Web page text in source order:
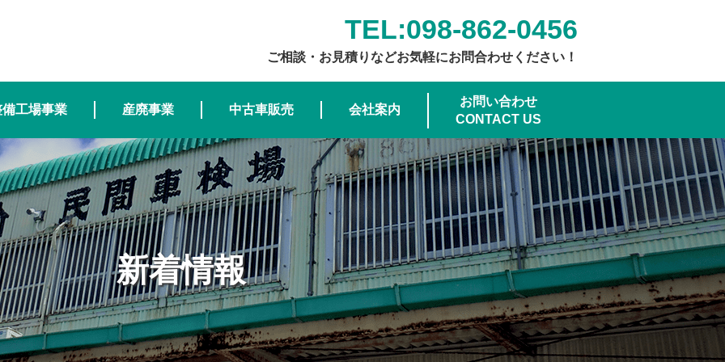
TEL:098-862-0456
ご相談・お見積りなどお気軽にお問合わせください！
備工場事業 産廃事業 中古車販売 会社案内
お問い合わせ
CONTACT US
新着情報